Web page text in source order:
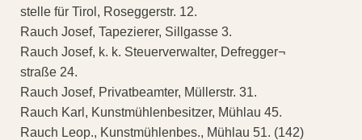
stelle für Tirol, Roseggerstr. 12.
Rauch Josef, Tapezierer, Sillgasse 3.
Rauch Josef, k. k. Steuerverwalter, Defregger¬
straße 24.
Rauch Josef, Privatbeamter, Müllerstr. 31.
Rauch Karl, Kunstmühlenbesitzer, Mühlau 45.
Rauch Leop., Kunstmühlenbes., Mühlau 51. (142)